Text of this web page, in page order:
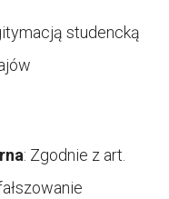
studencką
: Zgodnie z art.